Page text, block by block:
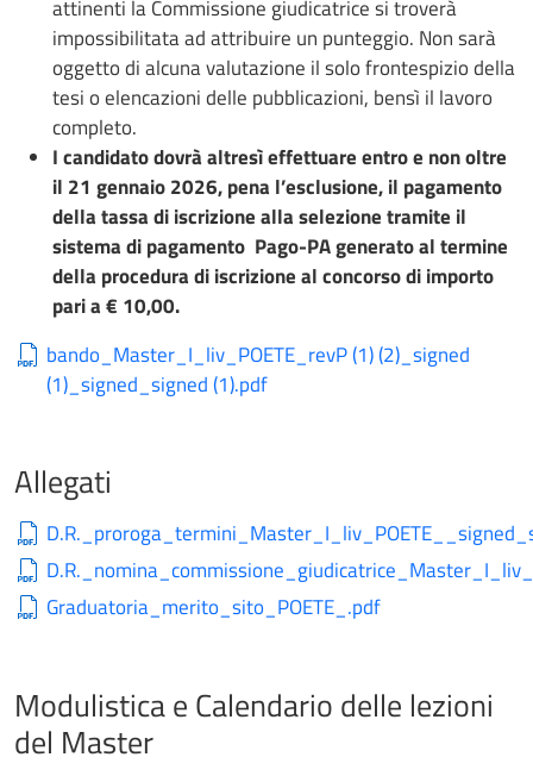
attinenti la Commissione giudicatrice si troverà
impossibilitata ad attribuire un punteggio. Non sarà
oggetto di alcuna valutazione il solo frontespizio della
tesi o elencazioni delle pubblicazioni, bensì il lavoro
completo.
I candidato dovrà altresì effettuare entro e non oltre
il 21 gennaio 2026, pena l’esclusione, il pagamento
della tassa di iscrizione alla selezione tramite il
sistema di pagamento Pago-PA generato al termine
della procedura di iscrizione al concorso di importo
pari a € 10,00.
bando_Master_I_liv_POETE_revP (1) (2)_signed
(1)_signed_signed (1).pdf
Allegati
Graduatoria_merito_sito_POETE_.pdf
Modulistica e Calendario delle lezioni
del Master